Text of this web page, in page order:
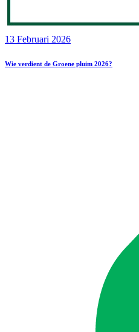
13 Februari 2026
Wie verdient de Groene pluim 2026?